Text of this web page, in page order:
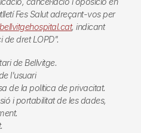
Fes Salutadreçant-vos per
, indicant
de dret LOPD".
de Bellvitge.
l'usuari
de la política de privacitat.
i portabilitat de les dades,